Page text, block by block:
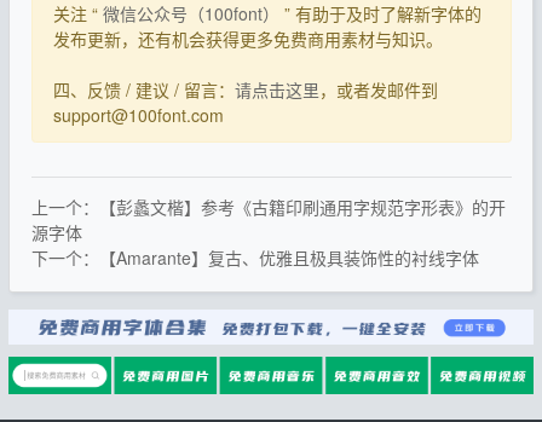
关注 “ 微信公众号（100font）
” 有助于及时了解新字体的
发布更新，还有机会获得更多免费商用素材与知识。
四、反馈 / 建议 / 留言： 请点击这里，或者发邮件到
support@100font.com
上一个：【彭蠡文楷】参考《古籍印刷通用字规范字形表》的开
源字体
下一个：【Amarante】复古、优雅且极具装饰性的衬线字体